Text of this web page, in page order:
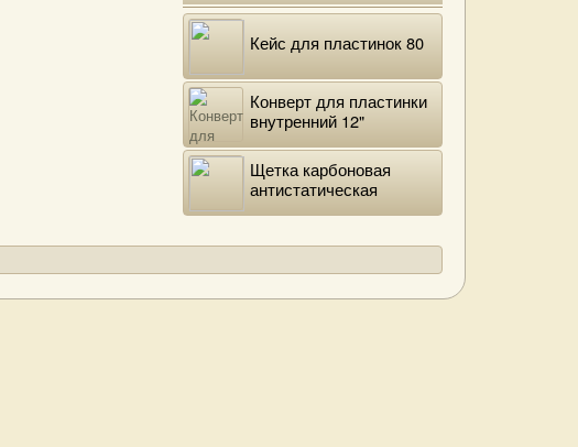
Кейс для пластинок 80
Конверт для пластинки
внутренний 12"
Щетка карбоновая
антистатическая